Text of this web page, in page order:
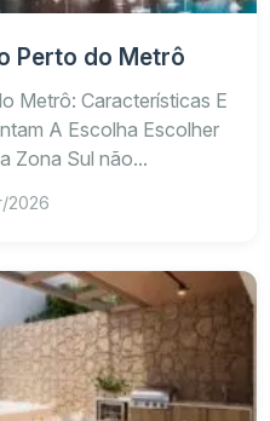
Perto do Metrô
Metrô: Características E
A Escolha Escolher
Zona Sul não...
2026